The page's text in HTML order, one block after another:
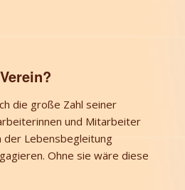
die große Zahl seiner
und Mitarbeiter
der Lebensbegleitung
Ohne sie wäre diese